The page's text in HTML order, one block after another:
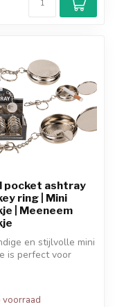
pocket ashtray
ring | Mini
| Meeneem
en stijlvolle mini
is perfect voor
voorraad